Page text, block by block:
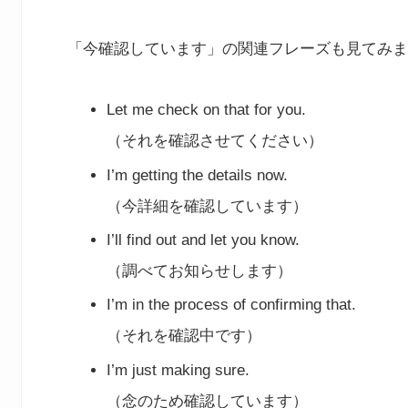
「今確認しています」の関連フレーズも見てみ
Let me check on that for you.
（それを確認させてください）
I’m getting the details now.
（今詳細を確認しています）
I’ll find out and let you know.
（調べてお知らせします）
I’m in the process of confirming that.
（それを確認中です）
I’m just making sure.
（念のため確認しています）